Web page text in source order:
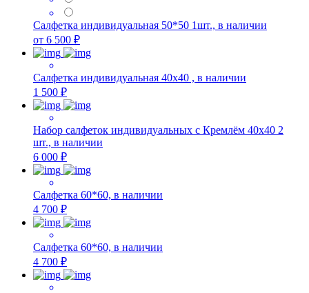
Салфетка индивидуальная 50*50 1шт., в наличии
от 6 500 ₽
Салфетка индивидуальная 40х40 , в наличии
1 500 ₽
Набор салфеток индивидуальных с Кремлём 40х40 2
шт., в наличии
6 000 ₽
Салфетка 60*60, в наличии
4 700 ₽
Салфетка 60*60, в наличии
4 700 ₽